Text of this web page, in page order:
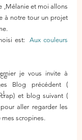
,Mélanie et moi allons
à notre tour un projet
est: Aux couleurs
je vous invite à
Blog précédent (
et blog suivant (
aller regarder les
scropines.